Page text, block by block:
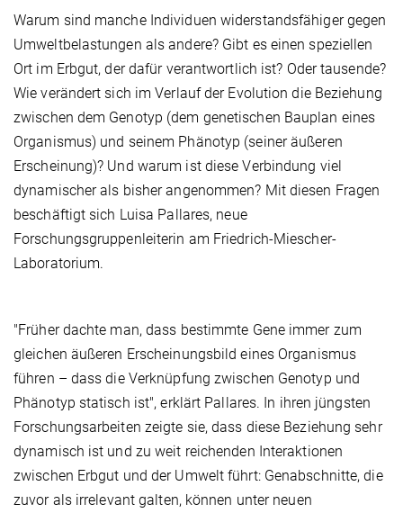
Warum sind manche Individuen widerstandsfähiger gegen
Umweltbelastungen als andere? Gibt es einen speziellen
Ort im Erbgut, der dafür verantwortlich ist? Oder tausende?
Wie verändert sich im Verlauf der Evolution die Beziehung
zwischen dem Genotyp (dem genetischen Bauplan eines
Organismus) und seinem Phänotyp (seiner äußeren
Erscheinung)? Und warum ist diese Verbindung viel
dynamischer als bisher angenommen? Mit diesen Fragen
beschäftigt sich Luisa Pallares, neue
Forschungsgruppenleiterin am Friedrich-Miescher-
Laboratorium.
"Früher dachte man, dass bestimmte Gene immer zum
gleichen äußeren Erscheinungsbild eines Organismus
führen ­– dass die Verknüpfung zwischen Genotyp und
Phänotyp statisch ist", erklärt Pallares. In ihren jüngsten
Forschungsarbeiten zeigte sie, dass diese Beziehung sehr
dynamisch ist und zu weit reichenden Interaktionen
zwischen Erbgut und der Umwelt führt: Genabschnitte, die
zuvor als irrelevant galten, können unter neuen